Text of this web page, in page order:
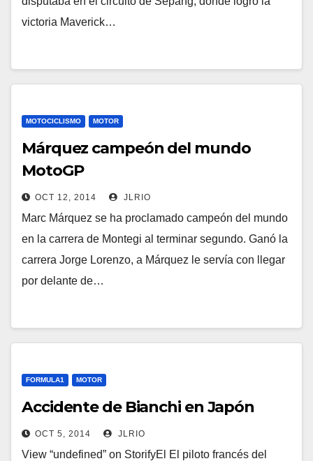
victoria Maverick…
MOTOCICLISMO MOTOR
Márquez campeón del mundo
MotoGP
OCT 12, 2014 JLRIO
Marc Márquez se ha proclamado campeón del mundo
en la carrera de Montegi al terminar segundo. Ganó la
carrera Jorge Lorenzo, a Márquez le servía con llegar
por delante de…
FORMULA1 MOTOR
Accidente de Bianchi en Japón
OCT 5, 2014 JLRIO
View “undefined” on StorifyEl El piloto francés del